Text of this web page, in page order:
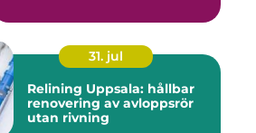
31. jul
Relining Uppsala: hållbar
renovering av avloppsrör
utan rivning